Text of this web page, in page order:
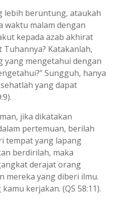
lebih beruntung, ataukah
waktu malam dengan
kepada azab akhirat
Katakanlah,
yang mengetahui dengan
Sungguh, hanya
yang dapat
jika dikatakan
pertemuan, berilah
tempat yang lapang
berdirilah, maka
derajat orang
mereka yang diberi ilmu.
kerjakan. (QS 58:11).